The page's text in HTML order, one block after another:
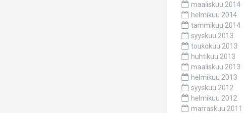
maaliskuu 2014
helmikuu 2014
tammikuu 2014
syyskuu 2013
toukokuu 2013
huhtikuu 2013
maaliskuu 2013
helmikuu 2013
syyskuu 2012
helmikuu 2012
marraskuu 2011